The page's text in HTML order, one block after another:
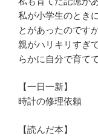
私が小学生のとき
とがあったのですが
親がハリキリすぎ
らかに自分で育て
【一日一新】
時計の修理依頼
【読んだ本】